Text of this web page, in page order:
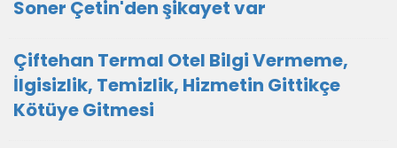
Soner Çetin'den şikayet var
Çiftehan Termal Otel Bilgi Vermeme,
İlgisizlik, Temizlik, Hizmetin Gittikçe
Kötüye Gitmesi